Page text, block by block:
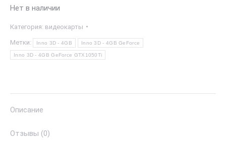
Нет в наличии
Категория: видеокарты
Метки: Inno 3D - 4GB Inno 3D - 4GB GeForce
Inno 3D - 4GB GeForce GTX1050Ti
Описание
Отзывы (0)